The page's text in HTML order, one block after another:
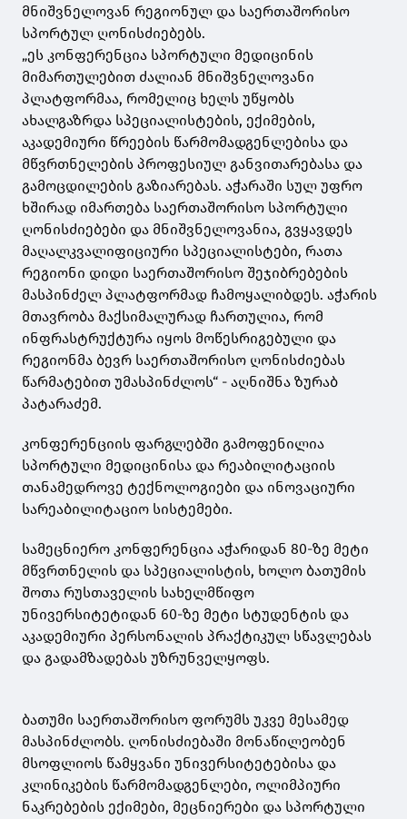
მნიშვნელოვან რეგიონულ და საერთაშორისო
სპორტულ ღონისძიებებს.
„ეს კონფერენცია სპორტული მედიცინის
მიმართულებით ძალიან მნიშვნელოვანი
პლატფორმაა, რომელიც ხელს უწყობს
ახალგაზრდა სპეციალისტების, ექიმების,
აკადემიური წრეების წარმომადგენლებისა და
მწვრთნელების პროფესიულ განვითარებასა და
გამოცდილების გაზიარებას. აჭარაში სულ უფრო
ხშირად იმართება საერთაშორისო სპორტული
ღონისძიებები და მნიშვნელოვანია, გვყავდეს
მაღალკვალიფიციური სპეციალისტები, რათა
რეგიონი დიდი საერთაშორისო შეჯიბრებების
მასპინძელ პლატფორმად ჩამოყალიბდეს. აჭარის
მთავრობა მაქსიმალურად ჩართულია, რომ
ინფრასტრუქტურა იყოს მოწესრიგებული და
რეგიონმა ბევრ საერთაშორისო ღონისძიებას
წარმატებით უმასპინძლოს“ - აღნიშნა ზურაბ
პატარაძემ.
კონფერენციის ფარგლებში გამოფენილია
სპორტული მედიცინისა და რეაბილიტაციის
თანამედროვე ტექნოლოგიები და ინოვაციური
სარეაბილიტაციო სისტემები.
სამეცნიერო კონფერენცია აჭარიდან 80-ზე მეტი
მწვრთნელის და სპეციალისტის, ხოლო ბათუმის
შოთა რუსთაველის სახელმწიფო
უნივერსიტეტიდან 60-ზე მეტი სტუდენტის და
აკადემიური პერსონალის პრაქტიკულ სწავლებას
და გადამზადებას უზრუნველყოფს.
ბათუმი საერთაშორისო ფორუმს უკვე მესამედ
მასპინძლობს. ღონისძიებაში მონაწილეობენ
მსოფლიოს წამყვანი უნივერსიტეტებისა და
კლინიკების წარმომადგენლები, ოლიმპიური
ნაკრებების ექიმები, მეცნიერები და სპორტული